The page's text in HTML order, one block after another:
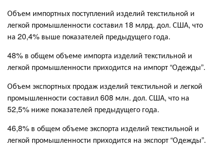
Объем импортных поступлений изделий текстильной и
легкой промышленности составил 18 млрд. дол. США, что
на 20,4% выше показателей предыдущего года.
48% в общем объеме импорта изделий текстильной и
легкой промышленности приходится на импорт “Одежды”.
Объем экспортных продаж изделий текстильной и легкой
промышленности составил 608 млн. дол. США, что на
52,5% ниже показателей предыдущего года.
46,8% в общем объеме экспорта изделий текстильной и
легкой промышленности приходится на экспорт “Одежды”.